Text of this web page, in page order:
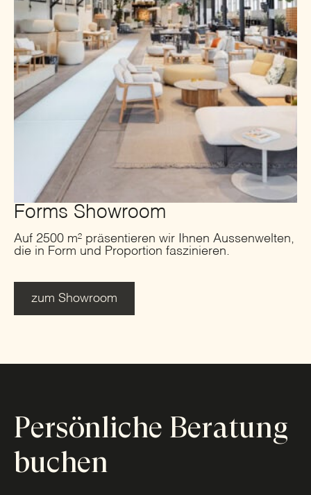
Forms Showroom
Auf 2500 m² präsentieren wir Ihnen Aussenwelten,
die in Form und Proportion faszinieren.
zum Showroom
Persönliche Beratung
buchen